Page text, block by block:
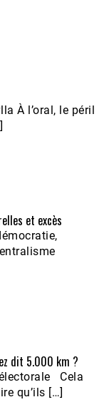
À l’oral, le péril
et excès
dit 5.000 km ?
Cela
qu’ils […]